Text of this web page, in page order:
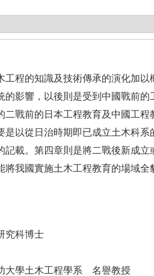
工程的知識及技術傳承的演化加
的影響，以後則是受到中國戰前
二戰前的日本工程教育及中國工
是以從日治時期即已成立土木科
記載。第四章則是將二戰後新成
將我國實施土木工程教育的場域全
究科博士
大學土木工程學系 名譽教授